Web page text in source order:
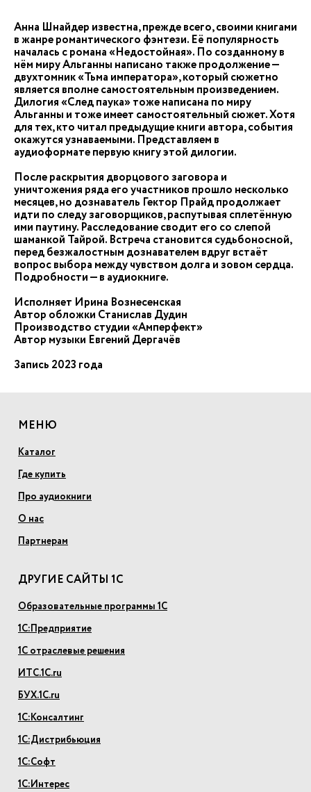
Анна Шнайдер известна, прежде всего, своими книгами
в жанре романтического фэнтези. Её популярность
началась с романа «Недостойная». По созданному в
нём миру Альганны написано также продолжение —
двухтомник «Тьма императора», который сюжетно
является вполне самостоятельным произведением.
Дилогия «След паука» тоже написана по миру
Альганны и тоже имеет самостоятельный сюжет. Хотя
для тех, кто читал предыдущие книги автора, события
окажутся узнаваемыми. Представляем в
аудиоформате первую книгу этой дилогии.
После раскрытия дворцового заговора и
уничтожения ряда его участников прошло несколько
месяцев, но дознаватель Гектор Прайд продолжает
идти по следу заговорщиков, распутывая сплетённую
ими паутину. Расследование сводит его со слепой
шаманкой Тайрой. Встреча становится судьбоносной,
перед безжалостным дознавателем вдруг встаёт
вопрос выбора между чувством долга и зовом сердца.
Подробности — в аудиокниге.
Исполняет Ирина Вознесенская
Автор обложки Станислав Дудин
Производство студии «Амперфект»
Автор музыки Евгений Дергачёв
Запись 2023 года
МЕНЮ
Каталог
Где купить
Про аудиокниги
О нас
Партнерам
ДРУГИЕ САЙТЫ 1С
Образовательные программы 1С
1С:Предприятие
1С отраслевые решения
ИТС.1С.ru
БУХ.1С.ru
1С:Консалтинг
1С:Дистрибьюция
1С:Софт
1С:Интерес